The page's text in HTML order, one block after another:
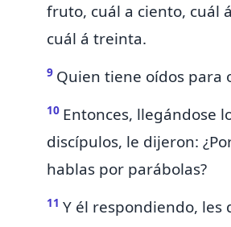
fruto, cuál a ciento, cuál
cuál á treinta.
9 Quien tiene oídos para
10 Entonces, llegándose
discípulos, le dijeron:
hablas por parábolas?
11 Y él respondiendo, les